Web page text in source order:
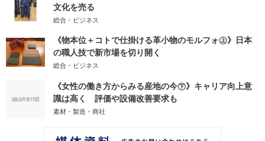
文化を売る
総合・ビジネス
《物本位＋コトで仕掛ける革小物のモルフォ㊤》日本
の職人技で新市場を切り開く
総合・ビジネス
《女性の働き方からみる産地の今㊦》キャリア向上意
識は高く 評価や設備改善要求も
素材・製造・商社